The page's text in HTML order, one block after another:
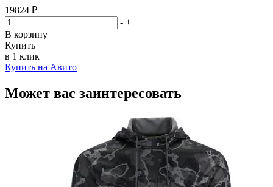
19824 ₽
- +
В корзину
Купить
в 1 клик
Купить на Авито
Может вас заинтересовать